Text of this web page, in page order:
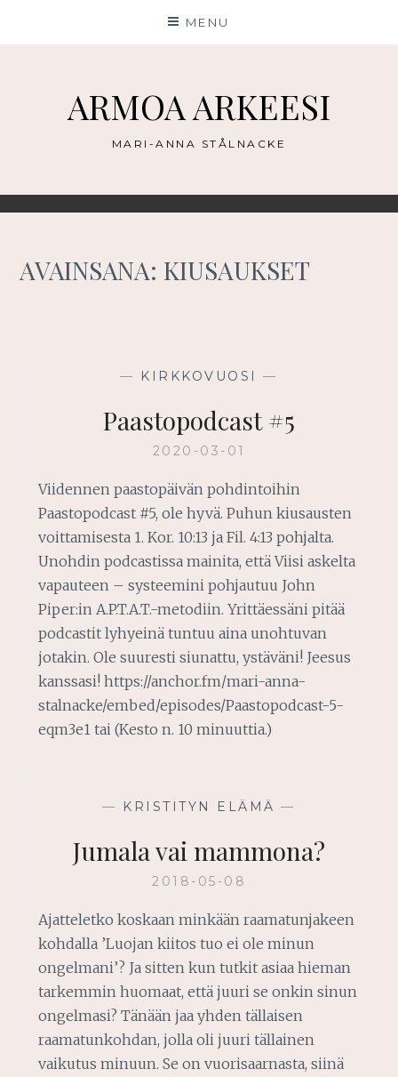
MENU
ARMOA ARKEESI
MARI-ANNA STÅLNACKE
AVAINSANA:KIUSAUKSET
— KIRKKOVUOSI —
Paastopodcast #5
2020-03-01
Viidennen paastopäivän pohdintoihin
Paastopodcast #5, ole hyvä. Puhun kiusausten
voittamisesta 1. Kor. 10:13 ja Fil. 4:13 pohjalta.
Unohdin podcastissa mainita, että Viisi askelta
vapauteen – systeemini pohjautuu John
Piper:in A.P.T.A.T.-metodiin. Yrittäessäni pitää
podcastit lyhyeinä tuntuu aina unohtuvan
jotakin. Ole suuresti siunattu, ystäväni! Jeesus
kanssasi! https://anchor.fm/mari-anna-
stalnacke/embed/episodes/Paastopodcast-5-
eqm3e1 tai (Kesto n. 10 minuuttia.)
— KRISTITYN ELÄMÄ —
Jumala vai mammona?
2018-05-08
Ajatteletko koskaan minkään raamatunjakeen
kohdalla ’Luojan kiitos tuo ei ole minun
ongelmani’? Ja sitten kun tutkit asiaa hieman
tarkemmin huomaat, että juuri se onkin sinun
ongelmasi? Tänään jaa yhden tällaisen
raamatunkohdan, jolla oli juuri tällainen
vaikutus minuun. Se on vuorisaarnasta, siinä